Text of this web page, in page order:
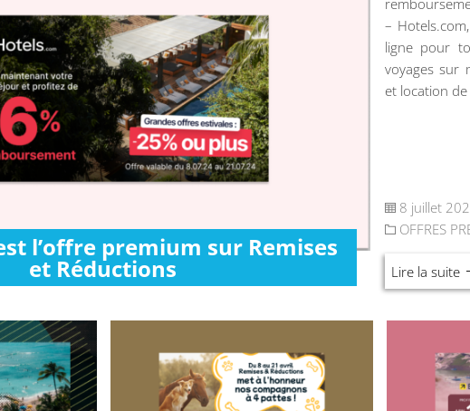
l’offre premium sur Remises
et Réductions
–
ligne pour
voyages sur
et location
8 juillet
OFFRES
Lire la suite